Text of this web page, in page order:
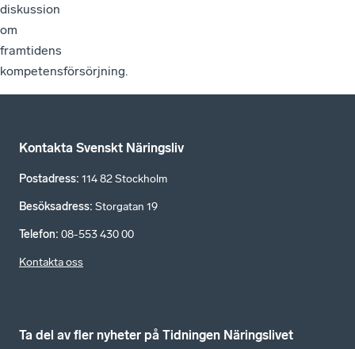
diskussion
om
framtidens
kompetensförsörjning.
Kontakta Svenskt Näringsliv
Postadress: 114 82 Stockholm
Besöksadress: Storgatan 19
Telefon: 08-553 430 00
Kontakta oss
Ta del av fler nyheter på Tidningen Näringslivet